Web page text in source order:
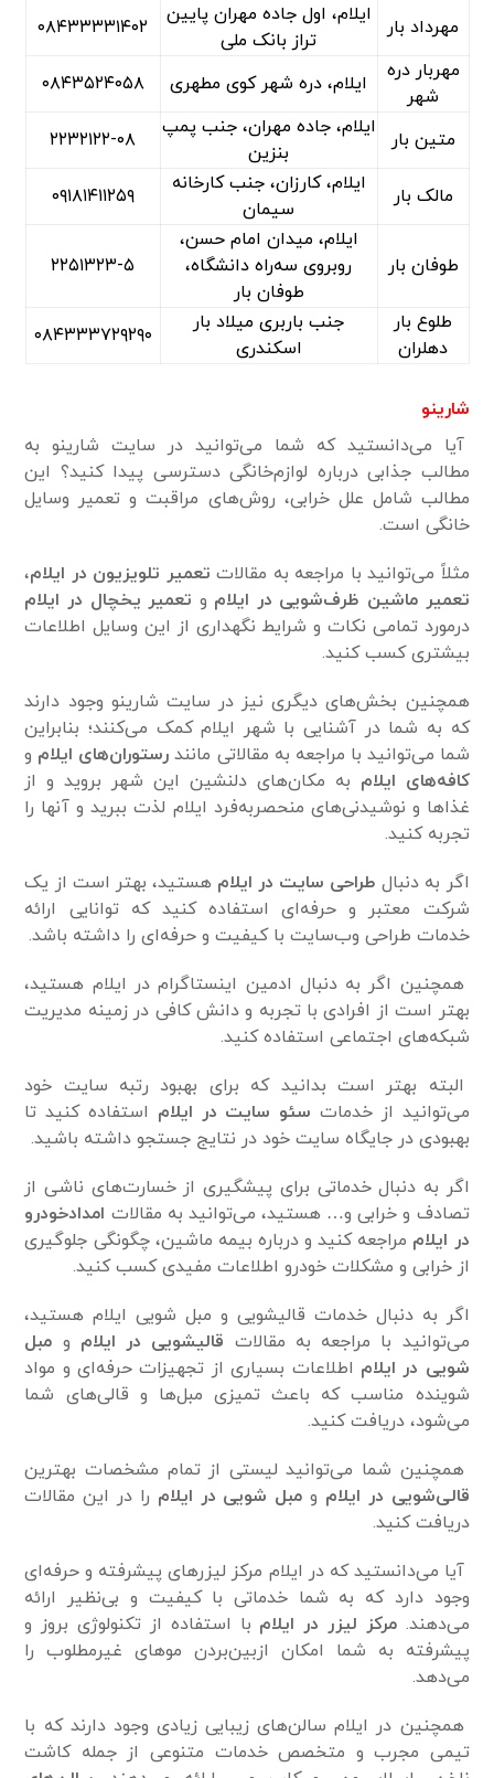
مهرداد بار
ایلام، اول جاده مهران پایین
تراز بانک ملی
۰۸۴۳۳۳۳۱۴۰۲
مهربار دره
شهر
ایلام، دره شهر کوی مطهری ۰۸۴۳۵۲۴۰۵۸
متین بار
ایلام، جاده مهران، جنب پمپ
‌بنزین
۲۲۳۲۱۲۲-۰۸
مالک بار
ایلام، کارزان، جنب کارخانه
سیمان
۰۹۱۸۱۴۱۱۲۵۹
طوفان بار
ایلام، میدان امام حسن،
روبروی سه‌راه دانشگاه،
طوفان بار
۲۲۵۱۳۲۳-۵
طلوع بار
دهلران
جنب باربری میلاد بار
اسکندری
۰۸۴۳۳۳۷۲۹۲۹۰
شارینو
آیا می‌دانستید که شما می‌توانید در سایت شارینو به
مطالب جذابی درباره لوازم‌خانگی دسترسی پیدا کنید؟ این
مطالب شامل علل خرابی، روش‌های مراقبت و تعمیر وسایل
خانگی است.
مثلاً می‌توانید با مراجعه به مقالات تعمیر تلویزیون در ایلام،
تعمیر ماشین ظرف‌شویی در ایلام و تعمیر یخچال در ایلام
درمورد تمامی نکات و شرایط نگهداری از این وسایل اطلاعات
بیشتری کسب کنید.
همچنین بخش‌های دیگری نیز در سایت شارینو وجود دارند
که به شما در آشنایی با شهر ایلام کمک می‌کنند؛ بنابراین
شما می‌توانید با مراجعه به مقالاتی مانند رستوران‌های ایلام و
کافه‌های ایلام به مکان‌های دلنشین این شهر بروید و از
غذاها و نوشیدنی‌های منحصربه‌فرد ایلام لذت ببرید و آنها را
تجربه کنید.
اگر به دنبال طراحی سایت در ایلام هستید، بهتر است از یک
شرکت معتبر و حرفه‌ای استفاده کنید که توانایی ارائه
خدمات طراحی وب‌سایت با کیفیت و حرفه‌ای را داشته باشد.
همچنین اگر به دنبال ادمین اینستاگرام در ایلام هستید،
بهتر است از افرادی با تجربه و دانش کافی در زمینه مدیریت
شبکه‌های اجتماعی استفاده کنید.
البته بهتر است بدانید که برای بهبود رتبه سایت خود
می‌توانید از خدمات سئو سایت در ایلام استفاده کنید تا
بهبودی در جایگاه سایت خود در نتایج جستجو داشته باشید.
اگر به دنبال خدماتی برای پیشگیری از خسارت‌های ناشی از
تصادف و خرابی و… هستید، می‌توانید به مقالات امدادخودرو
در ایلام مراجعه کنید و درباره بیمه ماشین، چگونگی جلوگیری
از خرابی و مشکلات خودرو اطلاعات مفیدی کسب کنید.
اگر به دنبال خدمات قالیشویی و مبل شویی ایلام هستید،
می‌توانید با مراجعه به مقالات قالیشویی در ایلام و مبل
شویی در ایلام اطلاعات بسیاری از تجهیزات حرفه‌ای و مواد
شوینده مناسب که باعث تمیزی مبل‌ها و قالی‌های شما
می‌شود، دریافت کنید.
همچنین شما می‌توانید لیستی از تمام مشخصات بهترین
قالی‌شویی در ایلام و مبل شویی در ایلام را در این مقالات
دریافت کنید.
آیا می‌دانستید که در ایلام مرکز لیزرهای پیشرفته و حرفه‌ای
وجود دارد که به شما خدماتی با کیفیت و بی‌نظیر ارائه
می‌دهند.مرکز لیزر در ایلام با استفاده از تکنولوژی بروز و
پیشرفته به شما امکان ازبین‌بردن موهای غیرمطلوب را
می‌دهد.
همچنین در ایلام سالن‌های زیبایی زیادی وجود دارند که با
تیمی مجرب و متخصص خدمات متنوعی از جمله کاشت